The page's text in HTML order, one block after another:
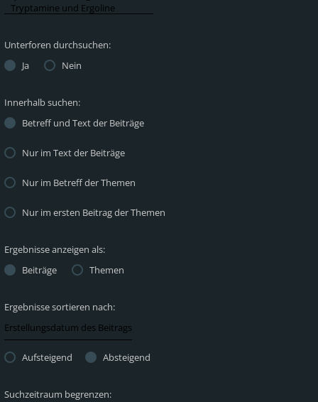
Unterforen durchsuchen:
Ja
Nein
Innerhalb suchen:
Betreff und Text der Beiträge
Nur im Text der Beiträge
Nur im Betreff der Themen
Nur im ersten Beitrag der Themen
Ergebnisse anzeigen als:
Beiträge
Themen
Ergebnisse sortieren nach:
Aufsteigend Absteigend
Suchzeitraum begrenzen: